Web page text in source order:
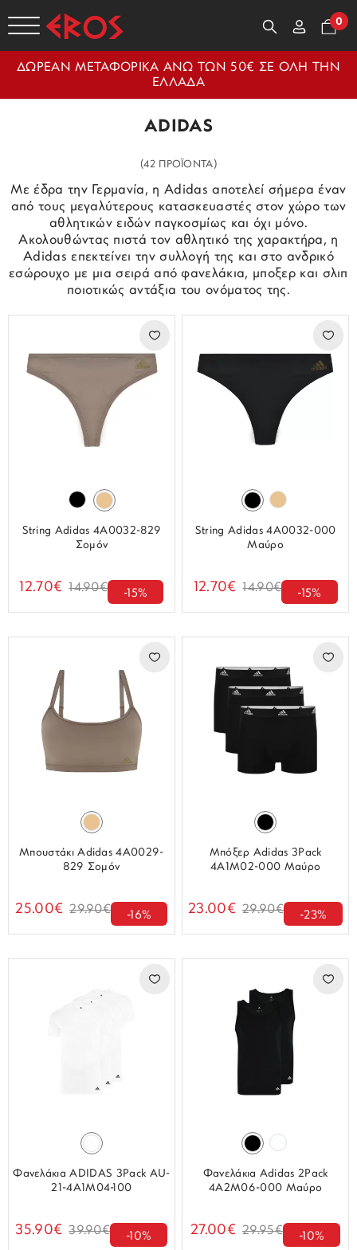
0
ΔΩΡΕΑΝ ΜΕΤΑΦΟΡΙΚΑ ΑΝΩ ΤΩΝ 50€ ΣΕ ΟΛΗ ΤΗΝ
ΕΛΛΑΔΑ
ADIDAS
(42 ΠΡΟΪΟΝΤΑ)
Με έδρα την Γερμανία, η Adidas αποτελεί σήμερα έναν
από τους μεγαλύτερους κατασκευαστές στον χώρο των
αθλητικών ειδών παγκοσμίως και όχι μόνο.
Ακολουθώντας πιστά τον αθλητικό της χαρακτήρα, η
Adidas επεκτείνει την συλλογή της και στο ανδρικό
εσώρουχο με μια σειρά από φανελάκια, μποξερ και σλιπ
ποιοτικώς αντάξια του ονόματος της.
String Adidas 4A0032-829
Σομόν
12.70€ 14.90€ -15%
String Adidas 4A0032-000
Μαύρο
12.70€ 14.90€ -15%
Μπουστάκι Adidas 4A0029-
829 Σομόν
25.00€ 29.90€ -16%
Μπόξερ Adidas 3Pack
4A1M02-000 Μαύρο
23.00€ 29.90€ -23%
Φανελάκια ADIDAS 3Pack AU-
21-4A1M04-100
35.90€ 39.90€ -10%
Φανελάκια Adidas 2Pack
4A2M06-000 Μαύρο
27.00€ 29.95€ -10%